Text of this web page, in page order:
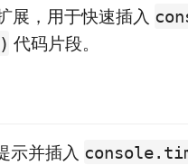
展，用于快速插入
代码片段。
示并插入